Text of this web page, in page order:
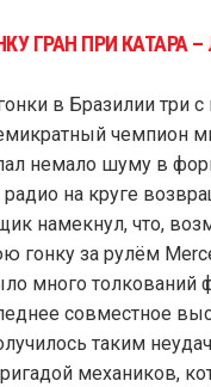
ГРАН ПРИ КАТАРА
в Бразилии три с
чемпион
немало шуму в
на круге
намекнул, что,
гонку за рулём
много толкований
совместное
таким
механиков,